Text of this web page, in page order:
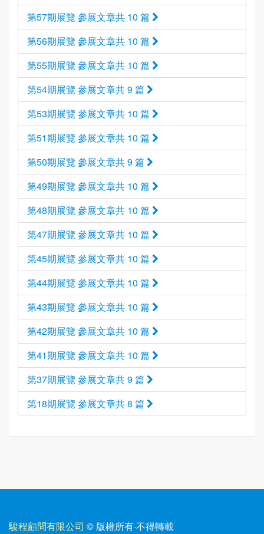
第57期展覽 參展文章共 10 篇
第56期展覽 參展文章共 10 篇
第55期展覽 參展文章共 10 篇
第54期展覽 參展文章共 9 篇
第53期展覽 參展文章共 10 篇
第51期展覽 參展文章共 10 篇
第50期展覽 參展文章共 9 篇
第49期展覽 參展文章共 10 篇
第48期展覽 參展文章共 10 篇
第47期展覽 參展文章共 10 篇
第45期展覽 參展文章共 10 篇
第44期展覽 參展文章共 10 篇
第43期展覽 參展文章共 10 篇
第42期展覽 參展文章共 10 篇
第41期展覽 參展文章共 10 篇
第37期展覽 參展文章共 9 篇
第18期展覽 參展文章共 8 篇
駿程顧問有限公司 © 版權所有·不得轉載